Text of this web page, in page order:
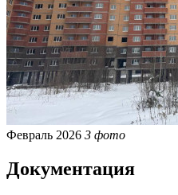
Февраль 2026 3 фото
Документация